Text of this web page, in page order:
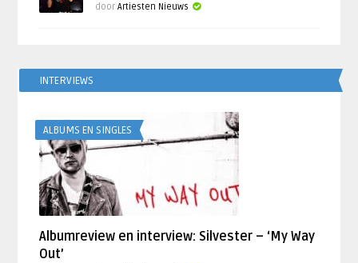
doorArtiesten Nieuws
INTERVIEWS
ALBUMS EN SINGLES
Albumreview en interview: Silvester – ‘My Way
Out’